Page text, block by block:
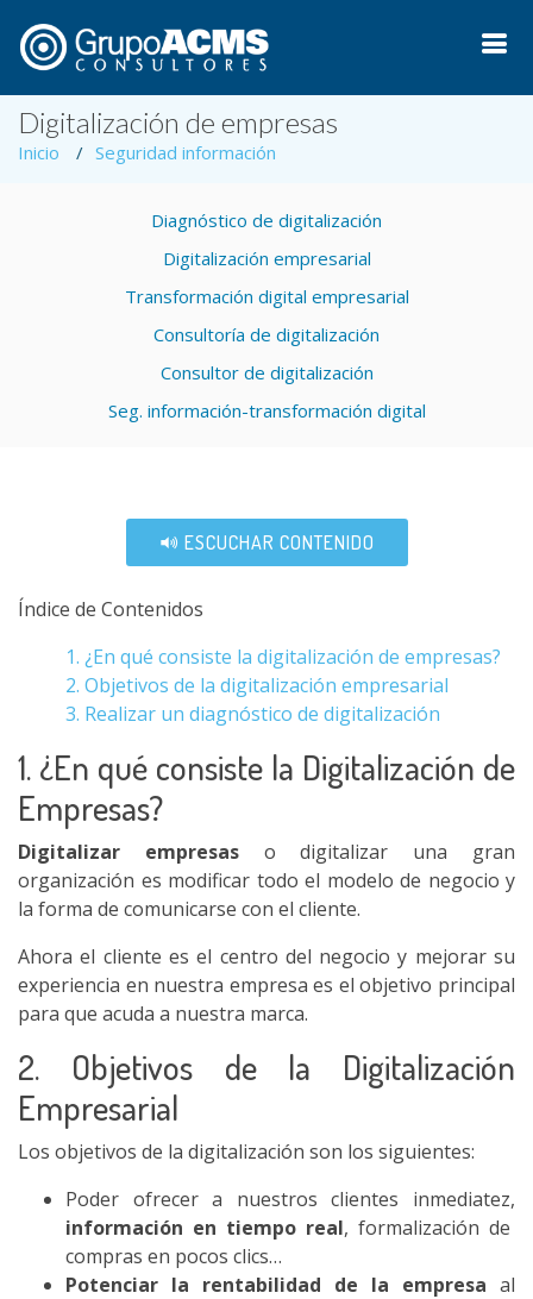
Digitalización de empresas
Inicio Seguridad información
Diagnóstico de digitalización
Digitalización empresarial
Transformación digital empresarial
Consultoría de digitalización
Consultor de digitalización
Seg. información-transformación digital
ESCUCHAR CONTENIDO
Índice de Contenidos
1. ¿En qué consiste la digitalización de empresas?
2. Objetivos de la digitalización empresarial
3. Realizar un diagnóstico de digitalización
1. ¿En qué consiste la Digitalización de
Empresas?
Digitalizar empresaso digitalizar una gran
organización es modificar todo el modelo de negocio y
la forma de comunicarse con el cliente.
Ahora el cliente es el centro del negocio y mejorar su
experiencia en nuestra empresa es el objetivo principal
para que acuda a nuestra marca.
2. Objetivos de la Digitalización
Empresarial
Los objetivos de la digitalización son los siguientes:
Poder ofrecer a nuestros clientes inmediatez,
información en tiempo real, formalización de
compras en pocos clics…
Potenciar la rentabilidad de la empresa al